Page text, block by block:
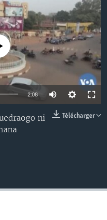
available
2:08
Télécharger
ni